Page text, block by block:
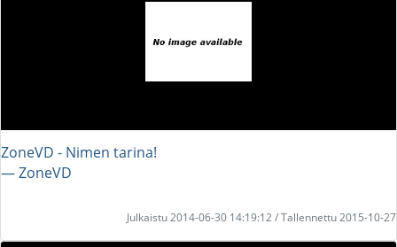
ZoneVD - Nimen tarina!
― ZoneVD
Julkaistu 2014-06-30 14:19:12 / Tallennettu 2015-10-27